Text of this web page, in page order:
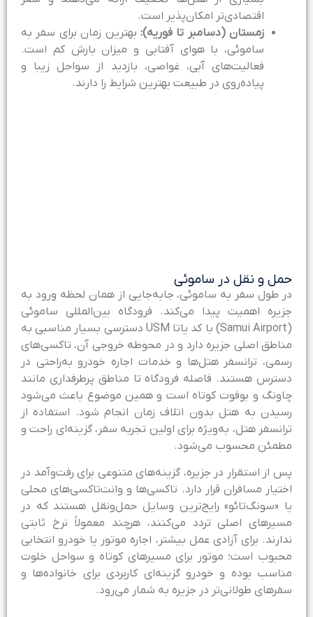
اقتصادی‌تر امکان‌پذیر است.
زمستان (دسامبر تا فوریه):بهترین زمان برای سفر به
ساموئی، با هوای آفتابی و میزان بارش کم است.
فعالیت‌های آبی، غواصی، بازدید از سواحل زیبا و
پیاده‌روی در طبیعت بهترین شرایط را دارند.
و نقل در ساموئی
طول سفر به ساموئی، جابه‌جایی از همان لحظه ورود به
اهمیت پیدا می‌کند. فرودگاه بین‌المللی ساموئی
(Samui Airport) با کد یاتا USM دسترسی بسیار مناسبی به
اصلی جزیره دارد و در محوطه خروجی آن، تاکسی‌های
ترانسفر هتل‌ها و خدمات اجاره خودرو به‌راحتی در
هستند. فاصله فرودگاه تا مناطق پرطرفداری مانند
و بوفوت کوتاه است و همین موضوع باعث می‌شود
به هتل بدون اتلاف زمان انجام شود. استفاده از
هتل، به‌ویژه برای اولین تجربه سفر، گزینه‌ای راحت و
محسوب می‌شود.
از استقرار در جزیره، گزینه‌های متنوعی برای رفت‌وآمد در
مسافران قرار دارد. تاکسی‌ها و وانت‌تاکسی‌های محلی
«سونگ‌تائو» رایج‌ترین وسایل حمل‌ونقل هستند که در
اصلی تردد می‌کنند، هرچند معمولاً نرخ ثابتی
برای آزادی عمل بیشتر، اجاره موتور یا خودرو انتخابی
است؛ موتور برای مسیرهای کوتاه و سواحل خلوت
بوده و خودرو گزینه‌ای کاربردی برای خانواده‌ها و
طولانی‌تر در جزیره به شمار می‌رود.